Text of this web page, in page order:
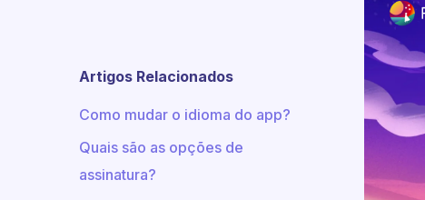
Artigos Relacionados
Como mudar o idioma do app?
Quais são as opções de
assinatura?